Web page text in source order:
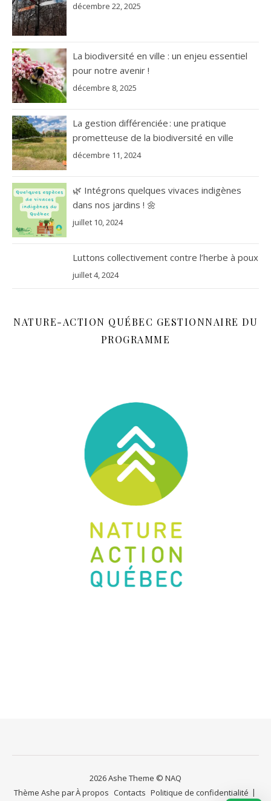
décembre 22, 2025
La biodiversité en ville : un enjeu essentiel
pour notre avenir !
décembre 8, 2025
La gestion différenciée : une pratique
prometteuse de la biodiversité en ville
décembre 11, 2024
🌿 Intégrons quelques vivaces indigènes
dans nos jardins ! 🌼
juillet 10, 2024
Luttons collectivement contre l’herbe à poux
juillet 4, 2024
NATURE-ACTION QUÉBEC GESTIONNAIRE DU
PROGRAMME
2026 Ashe Theme © NAQ
À propos Contacts Politique de confidentialité
Thème Ashe par